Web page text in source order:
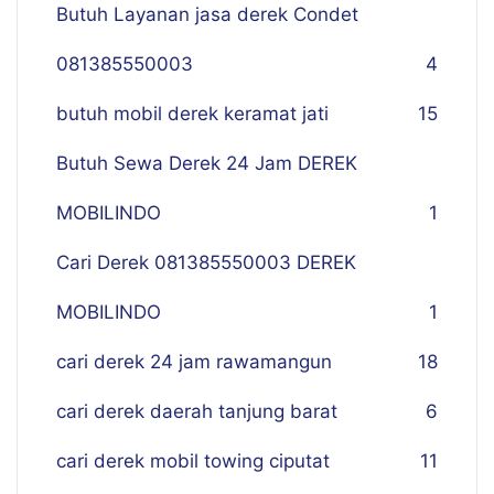
Butuh Layanan jasa derek Condet
081385550003 4
butuh mobil derek keramat jati 15
Butuh Sewa Derek 24 Jam DEREK
MOBILINDO 1
Cari Derek 081385550003 DEREK
MOBILINDO 1
cari derek 24 jam rawamangun 18
cari derek daerah tanjung barat 6
cari derek mobil towing ciputat 11